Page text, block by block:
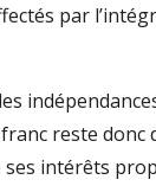
par
reste donc
intérêts